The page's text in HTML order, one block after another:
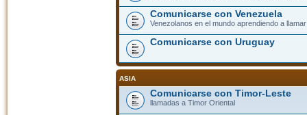
Comunicarse con Venezuela
Venezolanos en el mundo aprendiendo a
Comunicarse con Uruguay
ASIA
Comunicarse con Timor-Leste
llamadas a Timor Oriental